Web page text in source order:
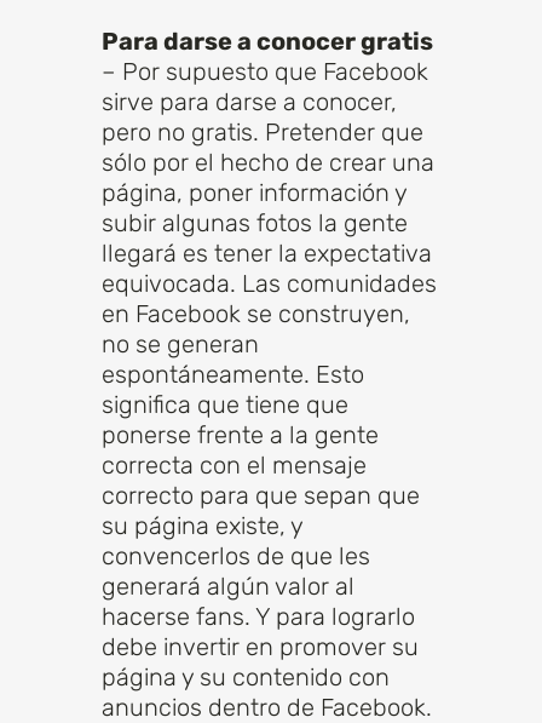
Para darse a conocer gratis
– Por supuesto que Facebook
sirve para darse a conocer,
pero no gratis. Pretender que
sólo por el hecho de crear una
página, poner información y
subir algunas fotos la gente
llegará es tener la expectativa
equivocada. Las comunidades
en Facebook se construyen,
no se generan
espontáneamente. Esto
significa que tiene que
ponerse frente a la gente
correcta con el mensaje
correcto para que sepan que
su página existe, y
convencerlos de que les
generará algún valor al
hacerse fans. Y para lograrlo
debe invertir en promover su
página y su contenido con
anuncios dentro de Facebook.